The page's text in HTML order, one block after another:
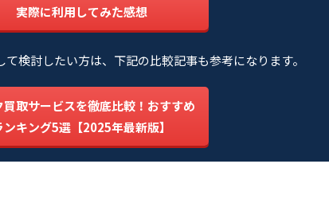
実際に利用してみた感想
検討したい方は、下記の比較記事も参考になります。
買取サービスを徹底比較！おすすめ
ンキング5選【2025年最新版】